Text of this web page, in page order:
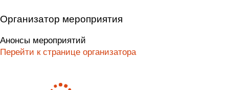
Организатор мероприятия
Анонсы мероприятий
Перейти к странице организатора